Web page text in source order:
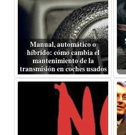
Manual, automático o
híbrido: cómo cambia el
mantenimiento de la
transmisión en coches usados